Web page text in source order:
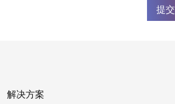
提交
解决方案